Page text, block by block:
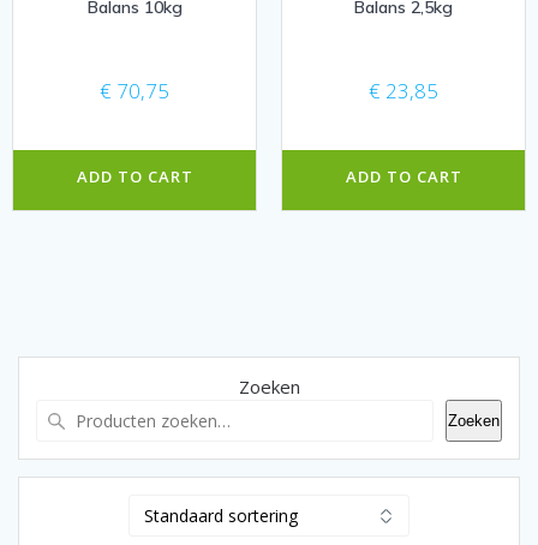
Balans 10kg
€ 70,75
ADD TO CART
Balans 2,5kg
€ 23,85
ADD TO CART
Zoeken
Zoeken